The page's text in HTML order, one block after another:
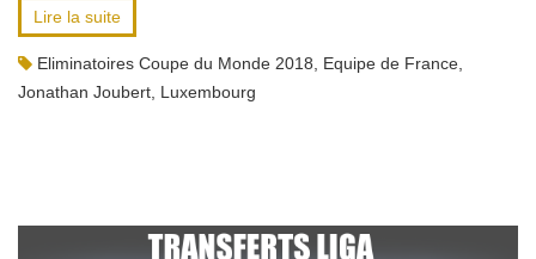
Lire la suite
Eliminatoires Coupe du Monde 2018 Equipe de France
Jonathan Joubert Luxembourg